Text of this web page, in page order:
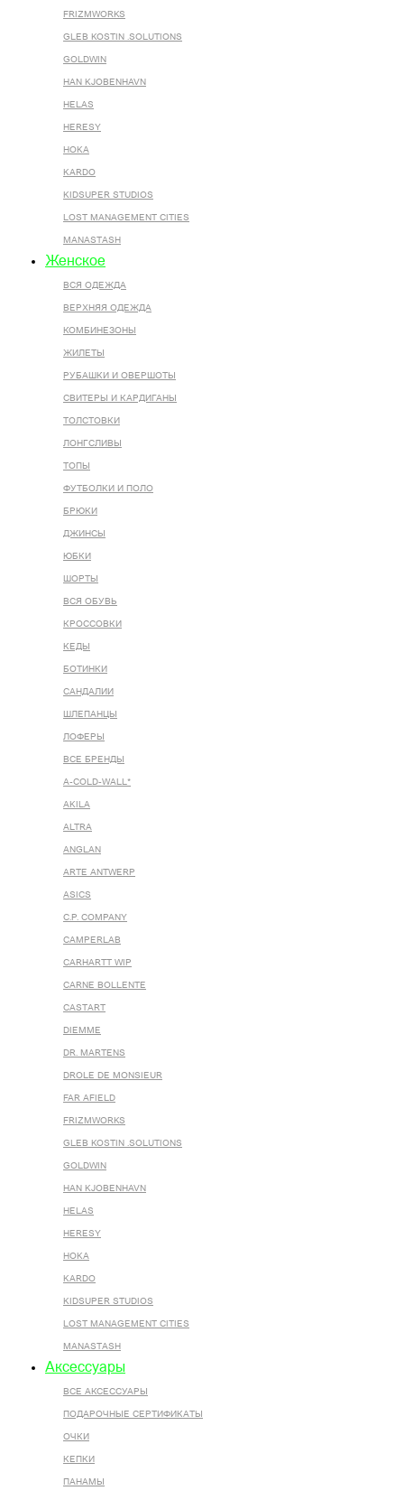
FRIZMWORKS
GLEB KOSTIN .SOLUTIONS
GOLDWIN
HAN KJOBENHAVN
HELAS
HERESY
HOKA
KARDO
KIDSUPER STUDIOS
LOST MANAGEMENT CITIES
MANASTASH
Женское
ВСЯ ОДЕЖДА
ВЕРХНЯЯ ОДЕЖДА
КОМБИНЕЗОНЫ
ЖИЛЕТЫ
РУБАШКИ И ОВЕРШОТЫ
СВИТЕРЫ И КАРДИГАНЫ
ТОЛСТОВКИ
ЛОНГСЛИВЫ
ТОПЫ
ФУТБОЛКИ И ПОЛО
БРЮКИ
ДЖИНСЫ
ЮБКИ
ШОРТЫ
ВСЯ ОБУВЬ
КРОССОВКИ
КЕДЫ
БОТИНКИ
САНДАЛИИ
ШЛЕПАНЦЫ
ЛОФЕРЫ
ВСЕ БРЕНДЫ
A-COLD-WALL*
AKILA
ALTRA
ANGLAN
ARTE ANTWERP
ASICS
C.P. COMPANY
CAMPERLAB
CARHARTT WIP
CARNE BOLLENTE
CASTART
DIEMME
DR. MARTENS
DROLE DE MONSIEUR
FAR AFIELD
FRIZMWORKS
GLEB KOSTIN .SOLUTIONS
GOLDWIN
HAN KJOBENHAVN
HELAS
HERESY
HOKA
KARDO
KIDSUPER STUDIOS
LOST MANAGEMENT CITIES
MANASTASH
Аксессуары
ВСЕ AКСЕССУАРЫ
ПОДАРОЧНЫЕ СЕРТИФИКАТЫ
ОЧКИ
КЕПКИ
ПАНАМЫ